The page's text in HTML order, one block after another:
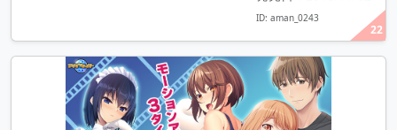
22
ID: aman_0243